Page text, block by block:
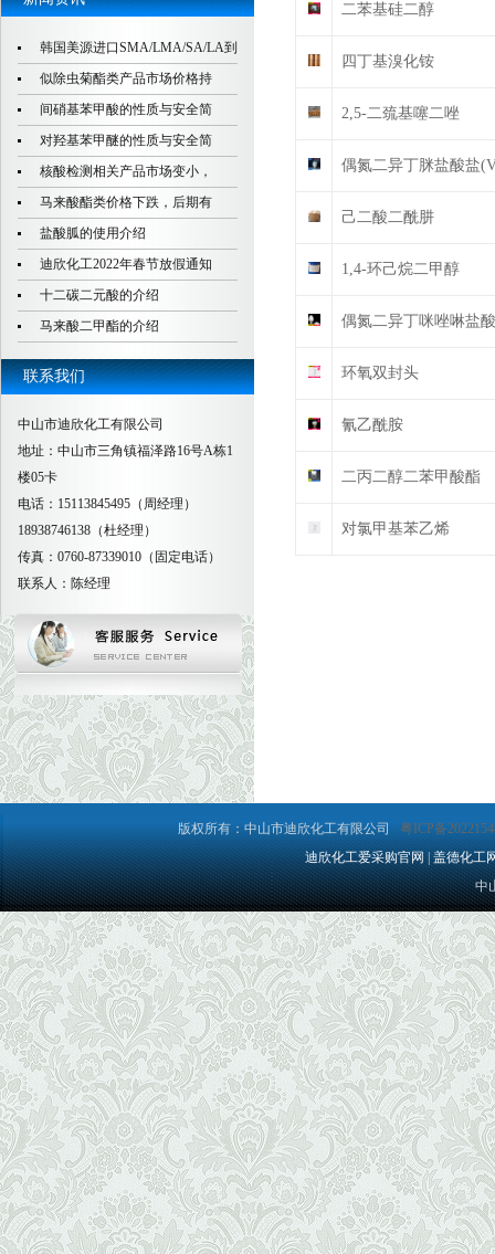
韩国美源进口SMA/LMA/SA/LA到
似除虫菊酯类产品市场价格持
间硝基苯甲酸的性质与安全简
对羟基苯甲醚的性质与安全简
核酸检测相关产品市场变小，
马来酸酯类价格下跌，后期有
盐酸胍的使用介绍
迪欣化工2022年春节放假通知
十二碳二元酸的介绍
马来酸二甲酯的介绍
联系我们
中山市迪欣化工有限公司
地址：中山市三角镇福泽路16号A栋1
楼05卡
电话：15113845495（周经理）
18938746138（杜经理）
传真：0760-87339010（固定电话）
联系人：陈经理
二苯基硅二醇
四丁基溴化铵
2,5-二巯基噻二唑
偶氮二异丁脒盐酸盐
己二酸二酰肼
1,4-环己烷二甲醇
偶氮二异丁咪唑啉盐
环氧双封头
氰乙酰胺
二丙二醇二苯甲酸酯
对氯甲基苯乙烯
版权所有：中山市迪欣化工有限公司 粤ICP备
迪欣化工爱采购官网
盖德化工
中